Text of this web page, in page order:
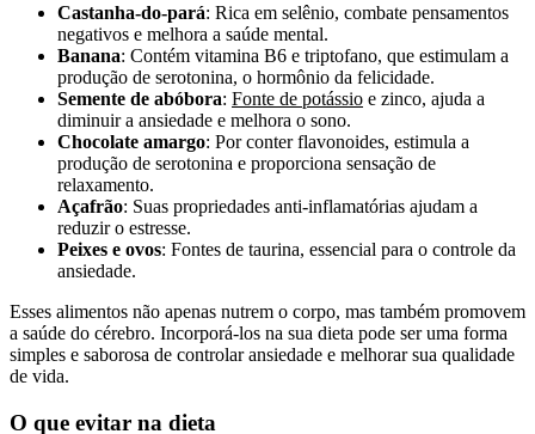
Castanha-do-pará: Rica em selênio, combate pensamentos
negativos e melhora a saúde mental.
Banana: Contém vitamina B6 e triptofano, que estimulam a
produção de serotonina, o hormônio da felicidade.
Semente de abóbora: Fonte de potássio e zinco, ajuda a
diminuir a ansiedade e melhora o sono.
Chocolate amargo: Por conter flavonoides, estimula a
produção de serotonina e proporciona sensação de
relaxamento.
Açafrão: Suas propriedades anti-inflamatórias ajudam a
reduzir o estresse.
Peixes e ovos: Fontes de taurina, essencial para o controle da
ansiedade.
Esses alimentos não apenas nutrem o corpo, mas também promovem
a saúde do cérebro. Incorporá-los na sua dieta pode ser uma forma
simples e saborosa de controlar ansiedade e melhorar sua qualidade
de vida.
O que evitar na dieta